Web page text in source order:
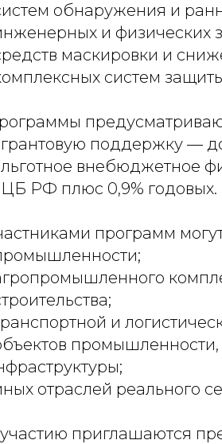
обнаружения и
и физических
маскировки и
систем
грантовую поддержку —
льготное внебюджетное
ЦБ РФ плюс 0,9% годовых.
программ
и
отраслей реального
приглашаются